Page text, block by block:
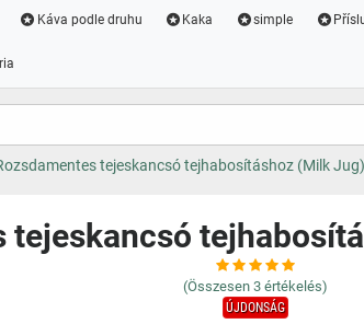
Káva podle druhu Kaka simple
tejeskancsó tejhabosításhoz (Milk Jug)
tejeskancsó
(Összesen 3 értékelés)
ÚJDONSÁG